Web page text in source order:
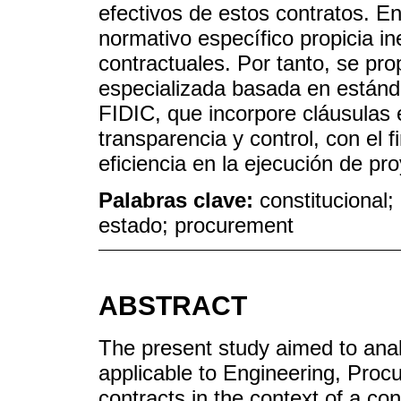
efectivos de estos contratos.
normativo específico propicia
contractuales. Por tanto, se
especializada basada en
FIDIC, que incorpore
transparencia y control, con el
eficiencia en la ejecución de
Palabras clave:
estado; procurement
ABSTRACT
The present study aimed to
applicable to Engineering,